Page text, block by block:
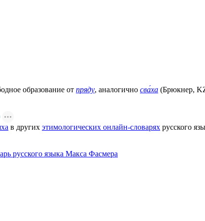
образование от пряду, аналогично сва́ха (Брюкнер,
в других этимологических онлайн-словарях русского
русского языка Макса Фасмера